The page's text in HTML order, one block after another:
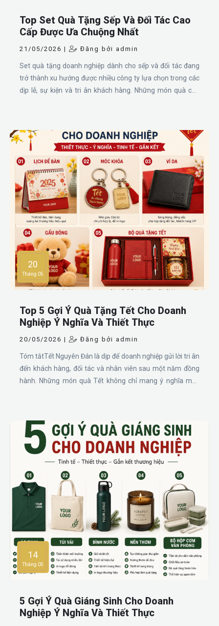
Top Set Quà Tặng Sếp Và Đối Tác Cao
Cấp Được Ưa Chuộng Nhất
21/05/2026 | Đăng bởi admin
Set quà tặng doanh nghiệp dành cho sếp và đối tác đang
trở thành xu hướng được nhiều công ty lựa chọn trong các
dịp lễ, sự kiện và tri ân khách hàng. Những món quà cao
bút, bút kim loại cao cấp kèm hộp, sổ cáp sạc cao cấp, bộ
bình kèm ly thủy tinh và đồng hồ cao cấp.
20
Tháng 05
Top 5 Gợi Ý Quà Tặng Tết Cho Doanh
Nghiệp Ý Nghĩa Và Thiết Thực
20/05/2026 | Đăng bởi admin
Tóm tắtTết Nguyên Đán là dịp để doanh nghiệp gửi lời tri ân
đến khách hàng, đối tác và nhân viên sau một năm đồng
hành. Những món quà Tết không chỉ mang ý nghĩa may
ví da, gấu bông và bộ quà tặng Tết cao cấp.
14
Tháng 05
5 Gợi Ý Quà Giáng Sinh Cho Doanh
Nghiệp Ý Nghĩa Và Thiết Thực